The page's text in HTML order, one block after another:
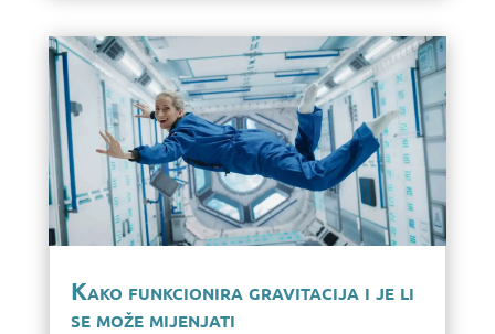
Kako funkcionira gravitacija i je li
se može mijenjati